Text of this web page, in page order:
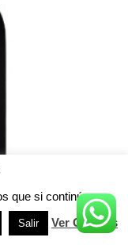
que si continúas
Salir Ver Cookies